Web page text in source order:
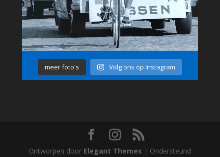
meer foto's Volg ons op Instagram
Ontworpen door Elegant Themes | Ondersteund